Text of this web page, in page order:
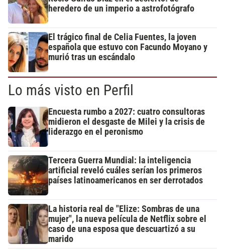
heredero de un imperio a astrofotógrafo
El trágico final de Celia Fuentes, la joven
española que estuvo con Facundo Moyano y
murió tras un escándalo
Lo más visto en Perfil
Encuesta rumbo a 2027: cuatro consultoras
midieron el desgaste de Milei y la crisis de
liderazgo en el peronismo
Tercera Guerra Mundial: la inteligencia
artificial reveló cuáles serían los primeros
países latinoamericanos en ser derrotados
La historia real de "Elize: Sombras de una
mujer", la nueva película de Netflix sobre el
caso de una esposa que descuartizó a su
marido